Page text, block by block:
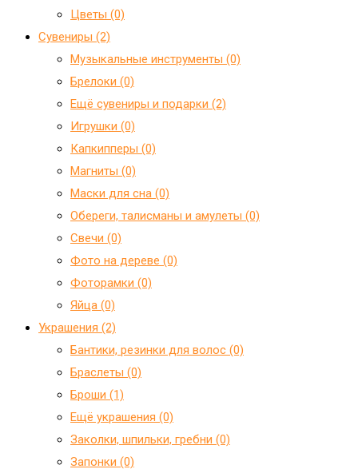
Цветы (0)
Сувениры (2)
Mузыкальные инструменты (0)
Брелоки (0)
Ещё сувениры и подарки (2)
Игрушки (0)
Капкипперы (0)
Магниты (0)
Маски для сна (0)
Обереги, талисманы и амулеты (0)
Свечи (0)
Фото на дереве (0)
Фоторамки (0)
Яйца (0)
Украшения (2)
Бантики, резинки для волос (0)
Браслеты (0)
Броши (1)
Ещё украшения (0)
Заколки, шпильки, гребни (0)
Запонки (0)